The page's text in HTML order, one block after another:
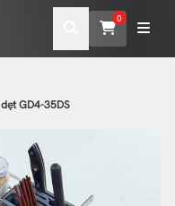
0
GD4-35DS